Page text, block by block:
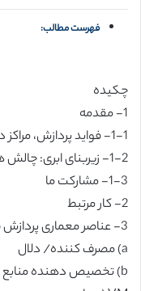
فهرست مطالب:
چکیده
1- مقدمه
1-1- فواید پردازش، مراکز داده و پردازش ابر: نگرش و پتانسیل
1-2- زیربنای ابری: چالش ها و ملزومات
1-3- مشارکت ما
2- کار مرتبط
3- عناصر معماری پردازش سبز
a) مصرف کننده/ دلال
b) تخصیص دهنده منابع سبز